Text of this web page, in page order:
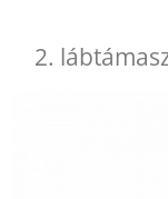
2.